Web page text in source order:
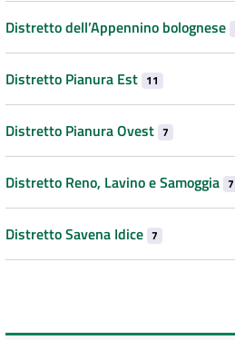
Distretto dell’Appennino bolognese
Distretto Pianura Est 11
Distretto Pianura Ovest 7
Distretto Reno, Lavino e Samoggia 7
Distretto Savena Idice 7